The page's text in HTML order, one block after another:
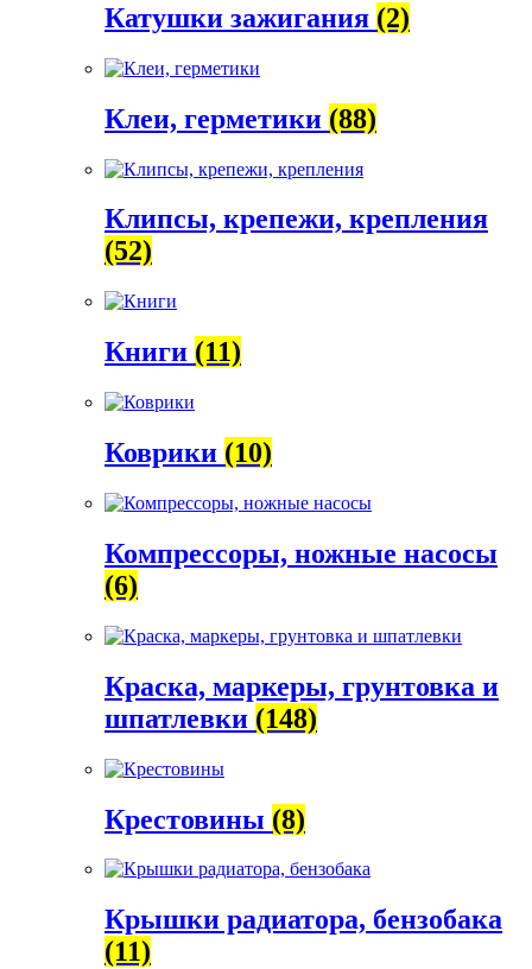
Катушки зажигания (2)
Клеи, герметики (88)
Клипсы, крепежи, крепления
(52)
Книги (11)
Коврики (10)
Компрессоры, ножные насосы
(6)
Краска, маркеры, грунтовка и
шпатлевки (148)
Крестовины (8)
Крышки радиатора, бензобака
(11)